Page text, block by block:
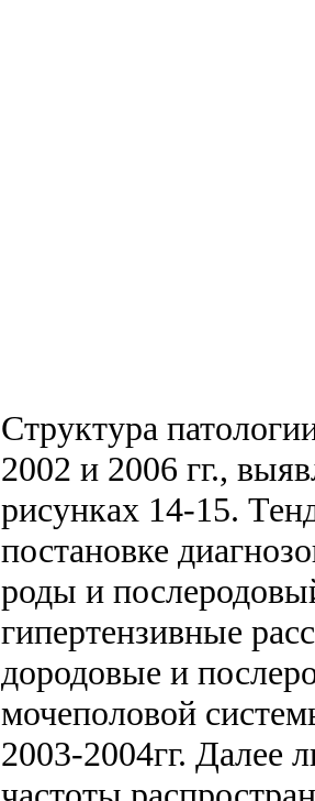
Структура
2002 и 2006 гг.,
рисунках 14-15.
постановке
роды и
гипертензивные
дородовые и
мочеполовой
2003-2004гг. Далее